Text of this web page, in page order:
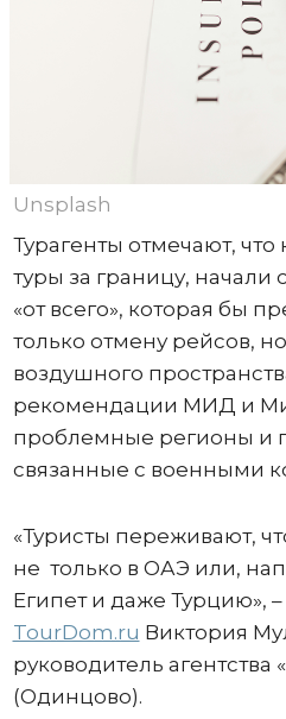
Unsplash
Турагенты отмечают,
туры за границу, начали
«от всего», которая бы
только отмену рейсов,
воздушного
рекомендации МИД и
проблемные регионы и
связанные с военными
«Туристы переживают,
не только в ОАЭ или,
Египет и даже Турцию»,
TourDom.ru Виктория
руководитель агентства
(Одинцово).